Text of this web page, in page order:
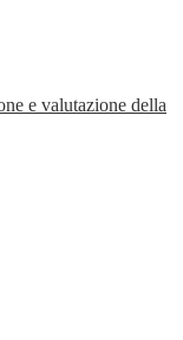
e valutazione della